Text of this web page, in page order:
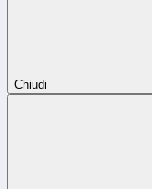
Chiudi